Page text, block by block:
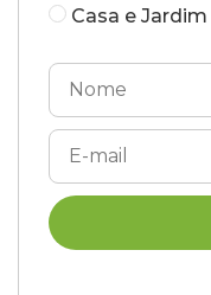
Casa e Jardim